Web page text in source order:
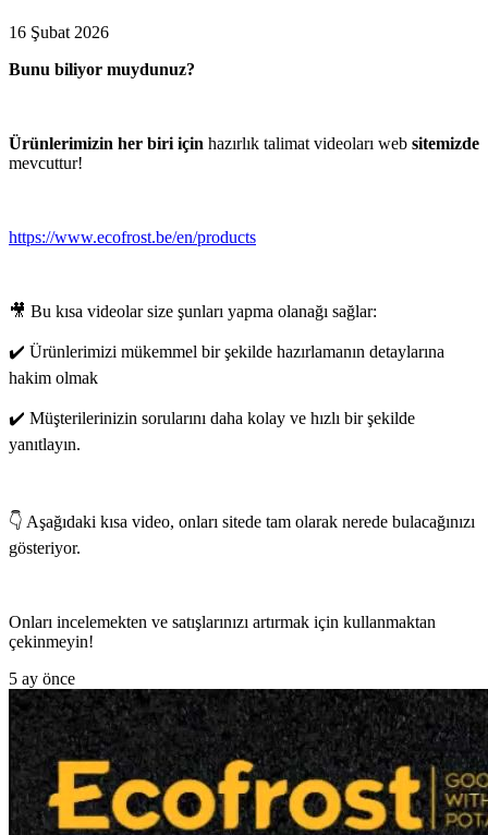
16 Şubat 2026
Bunu biliyor muydunuz?
Ürünlerimizin her biri için hazırlık talimat videoları web sitemizde
mevcuttur!
https://www.ecofrost.be/en/products
🎥 Bu kısa videolar size şunları yapma olanağı sağlar:
✔️ Ürünlerimizi mükemmel bir şekilde hazırlamanın detaylarına
hakim olmak
✔️ Müşterilerinizin sorularını daha kolay ve hızlı bir şekilde
yanıtlayın.
👇 Aşağıdaki kısa video, onları sitede tam olarak nerede bulacağınızı
gösteriyor.
Onları incelemekten ve satışlarınızı artırmak için kullanmaktan
çekinmeyin!
5 ay önce